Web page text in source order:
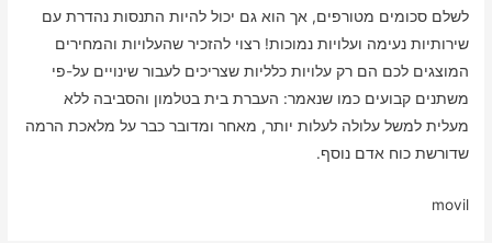
לשלם סכומים מטורפים, אך הוא גם יכול להיות התנסות נהדרת עם
שירותיות נעימה ועלויות נמוכות! רצוי להזכיר שהעלויות והמחירים
המוצגים לכם הם רק עלויות כלליות שצריכים לעבור שינויים על-פי
משתנים קבועים כמו שנאמר: העברת בית בטלמון והסביבה ללא
מעלית למשל עלולה לעלות יותר, מאחר ומדובר כבר על מלאכת הרמה
שדורשת כוח אדם נוסף.
movil